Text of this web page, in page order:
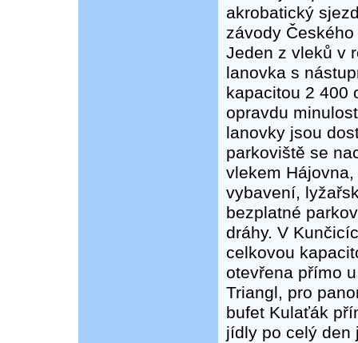
akrobatický
závody
Jeden z vleků v
lanovka s
kapacitou 2 400
opravdu
lanovky jsou
parkoviště se
vlekem
vybavení,
bezplatné
dráhy. V
celkovou
otevřena přímo
Triangl, pro
bufet Kulaťák
jídly po celý den